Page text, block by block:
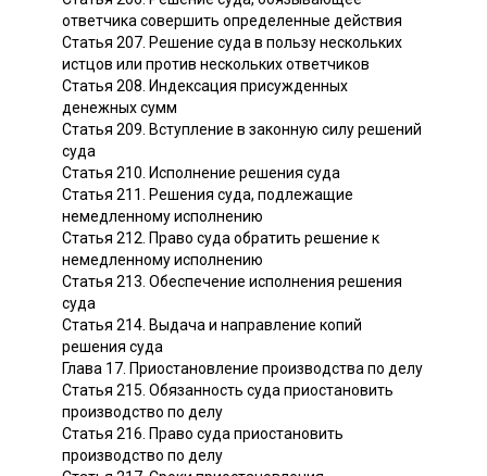
ответчика совершить определенные действия
Статья 207. Решение суда в пользу нескольких
истцов или против нескольких ответчиков
Статья 208. Индексация присужденных
денежных сумм
Статья 209. Вступление в законную силу решений
суда
Статья 210. Исполнение решения суда
Статья 211. Решения суда, подлежащие
немедленному исполнению
Статья 212. Право суда обратить решение к
немедленному исполнению
Статья 213. Обеспечение исполнения решения
суда
Статья 214. Выдача и направление копий
решения суда
Глава 17. Приостановление производства по делу
Статья 215. Обязанность суда приостановить
производство по делу
Статья 216. Право суда приостановить
производство по делу